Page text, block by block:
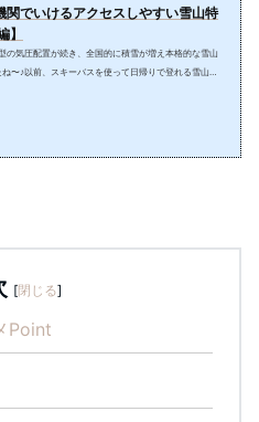
関でいけるアクセスしやすい雪山特
気圧配置が続き、全国的に積雪が増え本格的な雪山
〜♪以前、スキーバスを使って日帰りで登れる雪山を
泊でゆっくり楽しむのも良いと思います。 小屋泊は
[閉じる]
Point